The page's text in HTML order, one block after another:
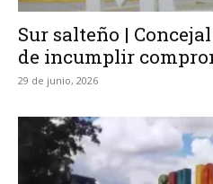
Sur salteño |
de incumplir
29 de junio, 2026